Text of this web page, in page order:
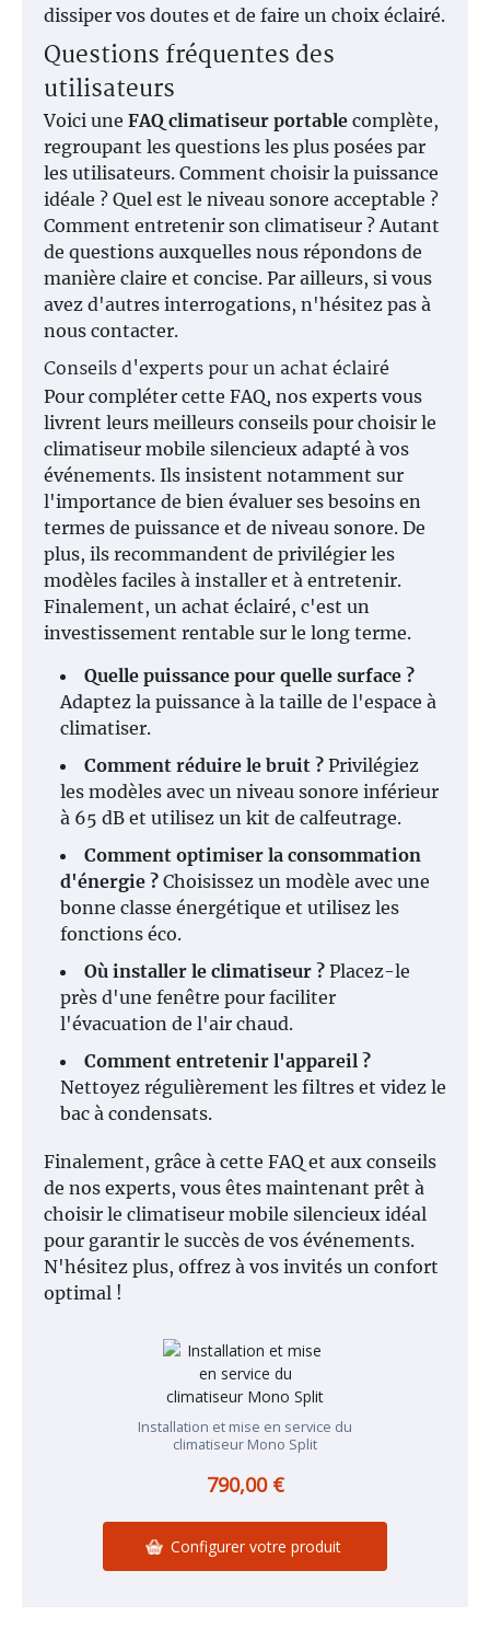
dissiper vos doutes et de faire un choix éclairé.
Questions fréquentes des
utilisateurs
Voici une FAQ climatiseur portable complète,
regroupant les questions les plus posées par
les utilisateurs. Comment choisir la puissance
idéale ? Quel est le niveau sonore acceptable ?
Comment entretenir son climatiseur ? Autant
de questions auxquelles nous répondons de
manière claire et concise. Par ailleurs, si vous
avez d'autres interrogations, n'hésitez pas à
nous contacter.
Conseils d'experts pour un achat éclairé
Pour compléter cette FAQ, nos experts vous
livrent leurs meilleurs conseils pour choisir le
climatiseur mobile silencieux adapté à vos
événements. Ils insistent notamment sur
l'importance de bien évaluer ses besoins en
termes de puissance et de niveau sonore. De
plus, ils recommandent de privilégier les
modèles faciles à installer et à entretenir.
Finalement, un achat éclairé, c'est un
investissement rentable sur le long terme.
Quelle puissance pour quelle surface ?
Adaptez la puissance à la taille de l'espace à
climatiser.
Comment réduire le bruit ? Privilégiez
les modèles avec un niveau sonore inférieur
à 65 dB et utilisez un kit de calfeutrage.
Comment optimiser la consommation
d'énergie ? Choisissez un modèle avec une
bonne classe énergétique et utilisez les
fonctions éco.
Où installer le climatiseur ? Placez-le
près d'une fenêtre pour faciliter
l'évacuation de l'air chaud.
Comment entretenir l'appareil ?
Nettoyez régulièrement les filtres et videz le
bac à condensats.
Finalement, grâce à cette FAQ et aux conseils
de nos experts, vous êtes maintenant prêt à
choisir le climatiseur mobile silencieux idéal
pour garantir le succès de vos événements.
N'hésitez plus, offrez à vos invités un confort
optimal !
Installation et mise en service du
climatiseur Mono Split
790,00 €
Configurer votre produit